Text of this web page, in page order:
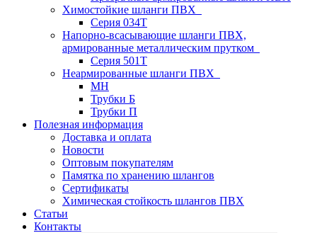
Химостойкие шланги ПВХ
Серия 034Т
Напорно-всасывающие шланги ПВХ,
армированные металлическим прутком
Серия 501T
Неармированные шланги ПВХ
МН
Трубки Б
Трубки П
Полезная информация
Доставка и оплата
Новости
Оптовым покупателям
Памятка по хранению шлангов
Сертификаты
Химическая стойкость шлангов ПВХ
Статьи
Контакты